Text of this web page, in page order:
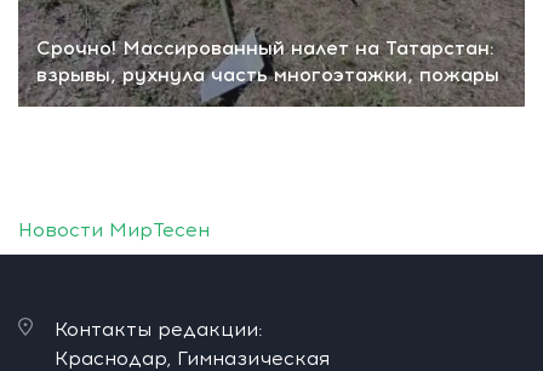
Срочно! Массированный налет на Татарстан:
взрывы, рухнула часть многоэтажки, пожары
Новости МирТесен
Контакты редакции:
Краснодар, Гимназическая